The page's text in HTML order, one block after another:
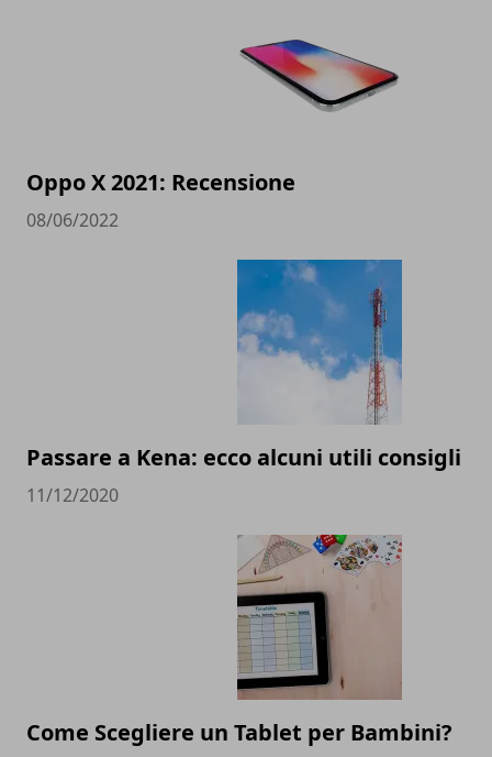
Oppo X 2021: Recensione
08/06/2022
Passare a Kena: ecco alcuni utili consigli
11/12/2020
Come Scegliere un Tablet per Bambini?